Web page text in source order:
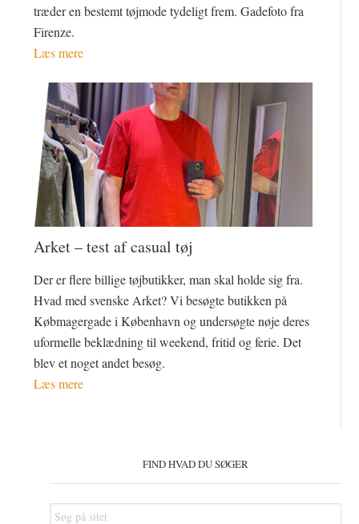
træder en bestemt tøjmode tydeligt frem. Gadefoto fra
Firenze.
Læs mere
Arket – test af casual tøj
Der er flere billige tøjbutikker, man skal holde sig fra.
Hvad med svenske Arket? Vi besøgte butikken på
Købmagergade i København og undersøgte nøje deres
uformelle beklædning til weekend, fritid og ferie. Det
blev et noget andet besøg.
Læs mere
FIND HVAD DU SØGER
Søg